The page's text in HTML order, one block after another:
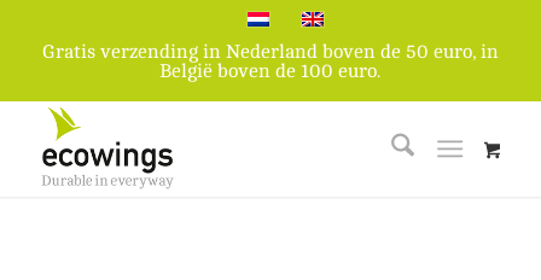
Gratis verzending in Nederland boven de 50 euro, in
België boven de 100 euro.